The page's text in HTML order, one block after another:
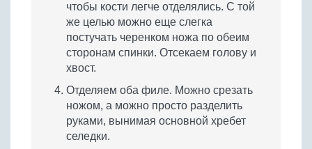
чтобы кости легче отделялись. С той
же целью можно еще слегка
постучать черенком ножа по обеим
сторонам спинки. Отсекаем голову и
хвост.
Отделяем оба филе. Можно срезать
ножом, а можно просто разделить
руками, вынимая основной хребет
селедки.